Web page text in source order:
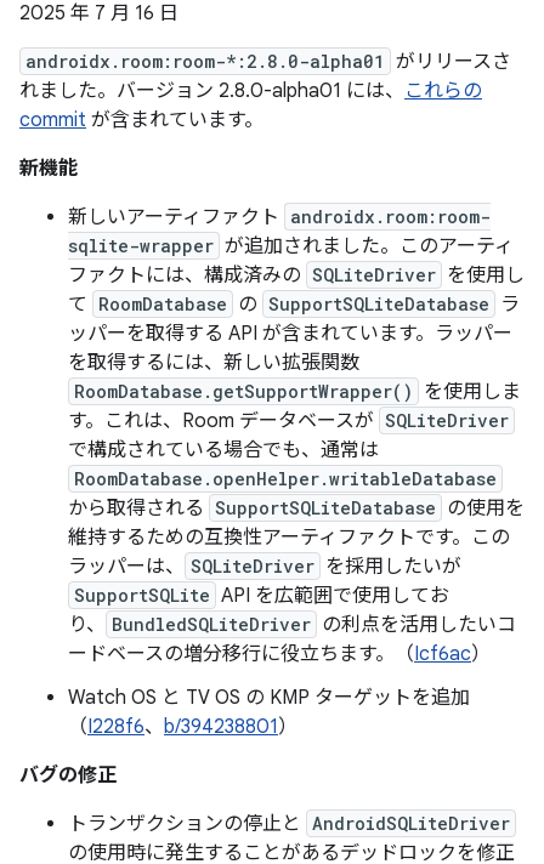
2025 年 7 月 16 日
androidx.room:room-*:2.8.0-alpha01
がリリースさ
れました。バージョン 2.8.0-alpha01 には、 これらの
commit が含まれています。
新機能
新しいアーティファクト
androidx.room:room-
sqlite-wrapper が追加されました。このアーティ
ファクトには、構成済みの SQLiteDriver を使用し
て
RoomDatabase の SupportSQLiteDatabase
ラ
ッパーを取得する API が含まれています。ラッパー
を取得するには、新しい拡張関数
RoomDatabase.getSupportWrapper()
を使用しま
す。これは、Room データベースが SQLiteDriver
で構成されている場合でも、通常は
RoomDatabase.openHelper.writableDatabase
から取得される SupportSQLiteDatabase の使用を
維持するための互換性アーティファクトです。この
ラッパーは、
SQLiteDriver を採用したいが
SupportSQLite API を広範囲で使用してお
り、
BundledSQLiteDriver の利点を活用したいコ
ードベースの増分移行に役立ちます。（Icf6ac）
Watch OS と TV OS の KMP ターゲットを追加
（I228f6、 b/394238801）
バグの修正
トランザクションの停止と
AndroidSQLiteDriver
の使用時に発生することがあるデッドロックを修正